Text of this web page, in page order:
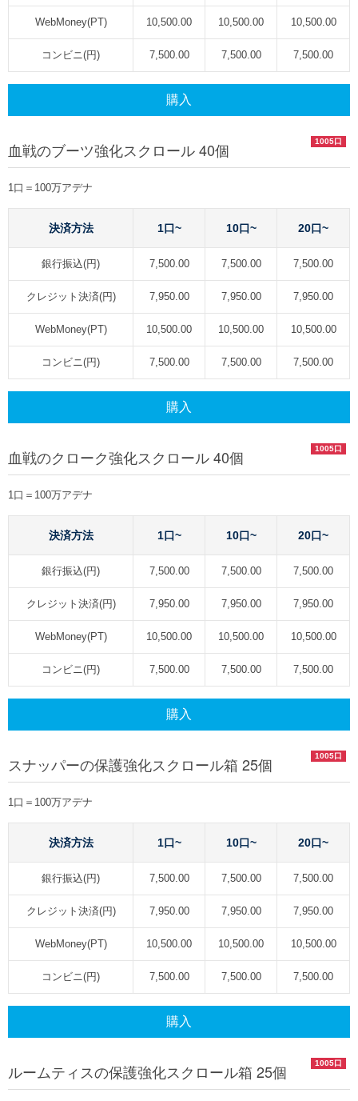
WebMoney(PT) 10,500.00 10,500.00 10,500.00
コンビニ(円) 7,500.00 7,500.00 7,500.00
購入
1005口
血戦のブーツ強化スクロール 40個
1口＝100万アデナ
決済方法 1口~ 10口~ 20口~
銀行振込(円) 7,500.00 7,500.00 7,500.00
クレジット決済(円) 7,950.00 7,950.00 7,950.00
WebMoney(PT) 10,500.00 10,500.00 10,500.00
コンビニ(円) 7,500.00 7,500.00 7,500.00
購入
1005口
血戦のクローク強化スクロール 40個
1口＝100万アデナ
決済方法 1口~ 10口~ 20口~
銀行振込(円) 7,500.00 7,500.00 7,500.00
クレジット決済(円) 7,950.00 7,950.00 7,950.00
WebMoney(PT) 10,500.00 10,500.00 10,500.00
コンビニ(円) 7,500.00 7,500.00 7,500.00
購入
1005口
スナッパーの保護強化スクロール箱 25個
1口＝100万アデナ
決済方法 1口~ 10口~ 20口~
銀行振込(円) 7,500.00 7,500.00 7,500.00
クレジット決済(円) 7,950.00 7,950.00 7,950.00
WebMoney(PT) 10,500.00 10,500.00 10,500.00
コンビニ(円) 7,500.00 7,500.00 7,500.00
購入
1005口
ルームティスの保護強化スクロール箱 25個